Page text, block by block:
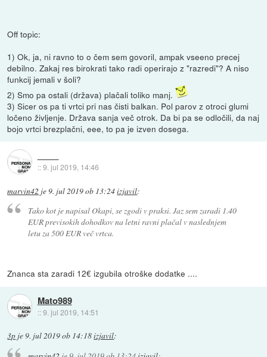
Off topic:
1) Ok, ja, ni ravno to o čem sem govoril, ampak vseeno precej
debilno. Zakaj res birokrati tako radi operirajo z "razredi"? A niso
funkcij jemali v šoli?
2) Smo pa ostali (država) plačali toliko manj.
3) Sicer os pa ti vrtci pri nas čisti balkan. Pol parov z otroci glumi
ločeno življenje. Država sanja več otrok. Da bi pa se odločili, da naj
bojo vrtci brezplačni, eee, to pa je izven dosega.
::9. jul 2019, 14:46
marvin42 je9. jul 2019 ob 13:24izjavil:
Tako kot je napisal Okapi, se zgodi v praksi. Jaz sem zaradi 1.40
EUR previsokih dohodkov na letni ravni plačal v naslednjem
letu za 500 EUR več vrtca.
Znanca sta zaradi 12€ izgubila otroške dodatke ....
Mato989
::9. jul 2019, 14:51
3p je9. jul 2019 ob 14:18izjavil: